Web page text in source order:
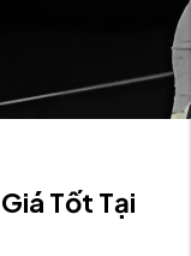
Tốt Tại